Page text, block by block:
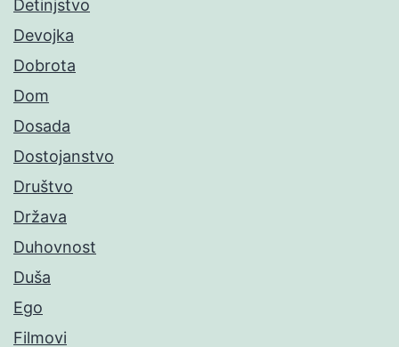
Detinjstvo
Devojka
Dobrota
Dom
Dosada
Dostojanstvo
Društvo
Država
Duhovnost
Duša
Ego
Filmovi